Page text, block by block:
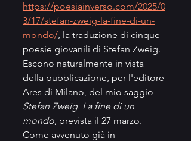
https://poesiainverso.com/2025/0
3/17/stefan-zweig-la-fine-di-un-
mondo/, la traduzione di cinque
poesie giovanili di Stefan Zweig.
Escono naturalmente in vista
della pubblicazione, per l'editore
Ares di Milano, del mio saggio
Stefan Zweig. La fine di un
mondo, prevista il 27 marzo.
Come avvenuto già in